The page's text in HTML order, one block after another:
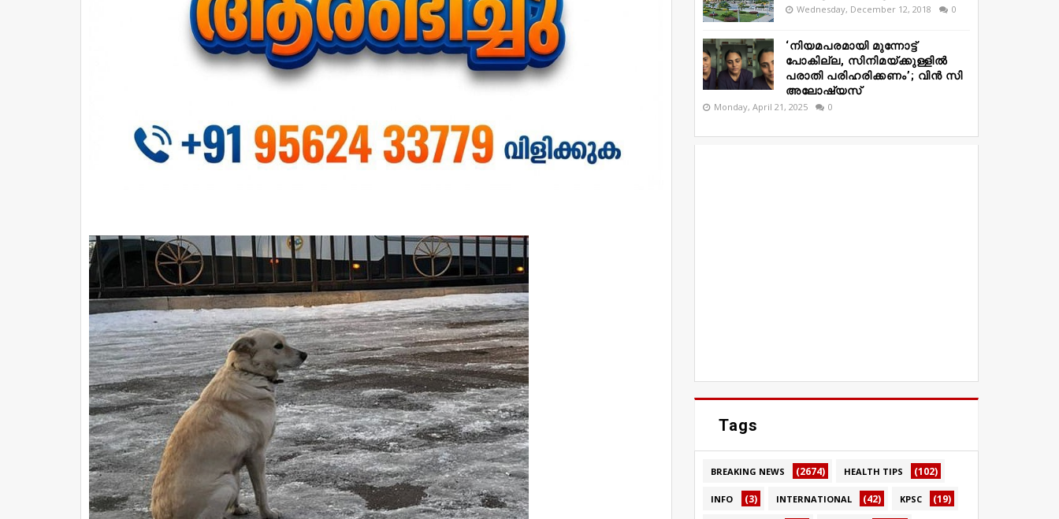
Wednesday, December 12, 2018 0
‘നിയമപരമായി മുന്നോട്ട്
പോകില്ല, സിനിമയ്ക്കുള്ളിൽ
പരാതി പരിഹരിക്കണം’; വിൻ സി
അലോഷ്യസ്
Monday, April 21, 2025 0
Tags
BREAKING NEWS (2674) HEALTH TIPS (102)
INFO (3) INTERNATIONAL (42) KPSC (19)